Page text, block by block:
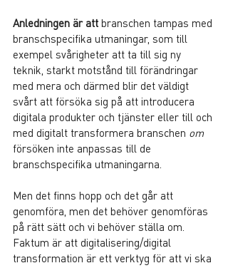
Anledningen är att branschen tampas med
branschspecifika utmaningar, som till
exempel svårigheter att ta till sig ny
teknik, starkt motstånd till förändringar
med mera och därmed blir det väldigt
svårt att försöka sig på att introducera
digitala produkter och tjänster eller till och
med digitalt transformera branschen om
försöken inte anpassas till de
branschspecifika utmaningarna.
Men det finns hopp och det går att
genomföra, men det behöver genomföras
på rätt sätt och vi behöver ställa om.
Faktum är att digitalisering/digital
transformation är ett verktyg för att vi ska